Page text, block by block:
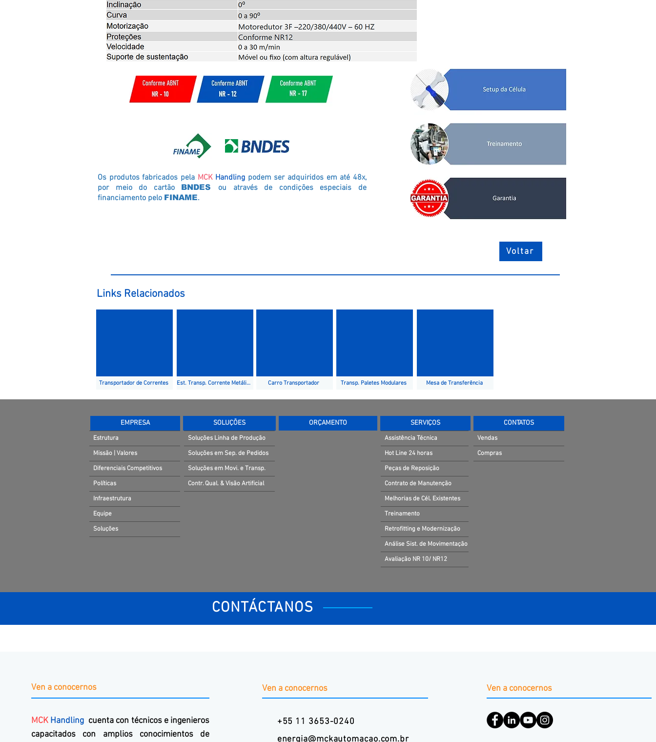
Os produtos fabricados pela MCK Handling podem ser adquiridos em até 48x,
por meio do cartão
BNDES ou através de condições especiais de
financiamento pelo FINAME.
Voltar
Links Relacionados
Transportador de Correntes Est. Transp. Corrente Metálica Carro Transportador Transp. Paletes Modulares Mesa de Transferência
EMPRESA SOLUÇÕES ORÇAMENTO SERVIÇOS CONTATOS
Estrutura
Missão | Valores
Diferenciais Competitivos
Políticas
Infraestrutura
Equipe
Soluções
Soluções Linha de Produção
Soluções em Sep. de Pedidos
Soluções em Movi. e Transp.
Contr. Qual. & Visão Artificial
Assistência Técnica
Hot Line 24 horas
Peças de Reposição
Contrato de Manutenção
Melhorias de Cél. Existentes
Treinamento
Retrofitting e Modernização
Análise Sist. de Movimentação
Avaliação NR 10/ NR12
Vendas
Compras
CONTÁCTANOS
Ven a conocernos
MCK Handling cuenta con técnicos e ingenieros
capacitados con amplios conocimientos de
Ven a conocernos
+55 11 3653-0240
energia@mckautomacao.com.br
Ven a conocernos